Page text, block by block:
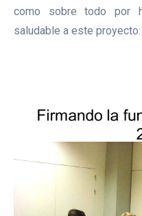
como sobre todo por
saludable a este proyecto: